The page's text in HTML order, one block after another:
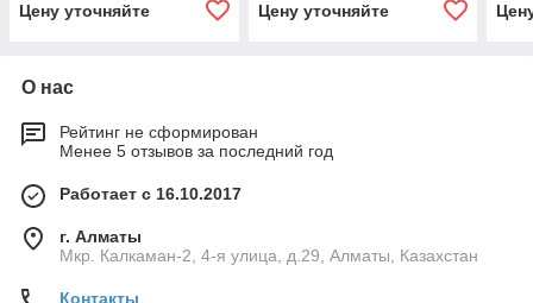
Цену уточняйте Цену уточняйте
О нас
Рейтинг не сформирован
Менее 5 отзывов за последний год
Работает с 16.10.2017
г. Алматы
Мкр. Калкаман-2, 4-я улица, д.29, Алматы, Казахстан
Контакты